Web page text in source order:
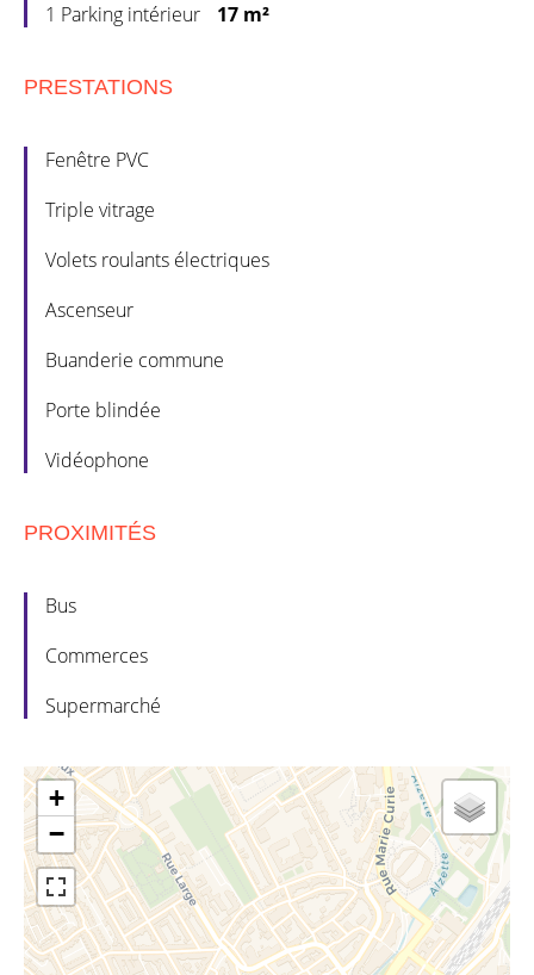
1 Parking intérieur
17 m²
PRESTATIONS
Fenêtre PVC
Triple vitrage
Volets roulants électriques
Ascenseur
Buanderie commune
Porte blindée
Vidéophone
PROXIMITÉS
Bus
Commerces
Supermarché
+
−